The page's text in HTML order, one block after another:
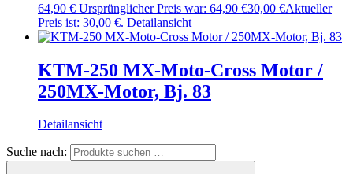
64,90€ Ursprünglicher Preis war: 64,90 €30,00 €Aktueller
Preis ist: 30,00 €. Detailansicht
KTM-250 MX-Moto-Cross Motor /
250MX-Motor, Bj. 83
Detailansicht
Suche nach: